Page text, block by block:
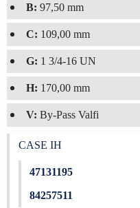
B: 97,50 mm
C: 109,00 mm
G: 1 3/4-16 UN
H: 170,00 mm
V: By-Pass Valfi
CASE IH
47131195
84257511